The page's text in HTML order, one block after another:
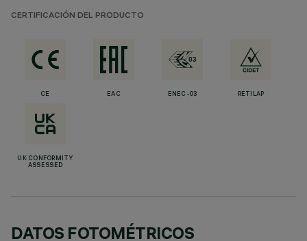
CERTIFICACIÓN DEL PRODUCTO
CE EAC ENEC-03 RETILAP
UK CONFORMITY
ASSESSED
DATOS FOTOMÉTRICOS